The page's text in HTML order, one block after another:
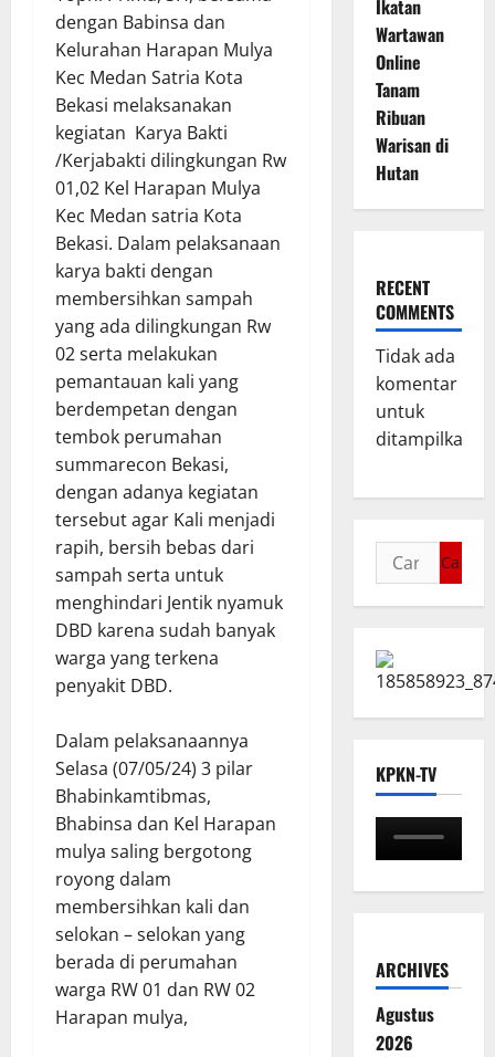
dengan Babinsa dan
Kelurahan Harapan Mulya
Kec Medan Satria Kota
Bekasi melaksanakan
kegiatan Karya Bakti
/Kerjabakti dilingkungan Rw
01,02 Kel Harapan Mulya
Kec Medan satria Kota
Bekasi. Dalam pelaksanaan
karya bakti dengan
membersihkan sampah
yang ada dilingkungan Rw
02 serta melakukan
pemantauan kali yang
berdempetan dengan
tembok perumahan
summarecon Bekasi,
dengan adanya kegiatan
tersebut agar Kali menjadi
rapih, bersih bebas dari
sampah serta untuk
menghindari Jentik nyamuk
DBD karena sudah banyak
warga yang terkena
penyakit DBD.
Dalam pelaksanaannya
Selasa (07/05/24) 3 pilar
Bhabinkamtibmas,
Bhabinsa dan Kel Harapan
mulya saling bergotong
royong dalam
membersihkan kali dan
selokan – selokan yang
berada di perumahan
warga RW 01 dan RW 02
Harapan mulya,
Ikatan
Wartawan
Online
Tanam
Ribuan
Warisan di
Hutan
RECENT
COMMENTS
Tidak ada
komentar
untuk
ditampilkan.
KPKN-TV
ARCHIVES
Agustus
2026